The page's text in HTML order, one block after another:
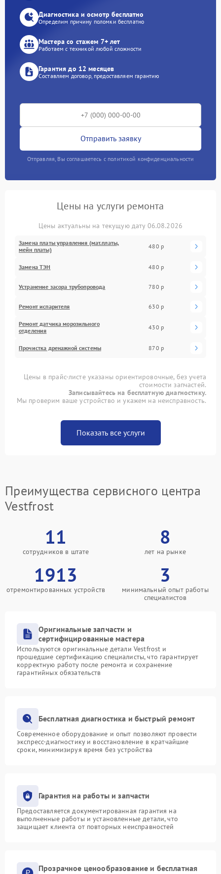
Диагностика и осмотр бесплатно
Определим причину поломки бесплатно
Мастера со стажем 7+ лет
Работаем с техникой любой сложности
Гарантия до 12 месяцев
Составляем договор, предоставляем гарантию
Отправить заявку
Отправляя, Вы соглашаетесь с политикой конфиденциальности
Цены на услуги ремонта
Цены актуальны на текущую дату 06.08.2026
Замена платы управления (мат.платы,
мейн платы)
480 р
Замена ТЭН 480 р
Устранение засора трубопровода 780 р
Ремонт испарителя 630 р
Ремонт датчика морозильного
отделения
430 р
Прочистка дренажной системы 870 р
Цены в прайс-листе указаны ориентировочные, без учета
стоимости запчастей.
Записывайтесь на бесплатную диагностику.
Мы проверим ваше устройство и укажем на неисправность.
Показать все услуги
Преимущества сервисного центра
Vestfrost
11
сотрудников в штате
8
лет на рынке
1913
отремонтированных устройств
3
минимальный опыт работы
специалистов
Оригинальные запчасти и
сертифицированные мастера
Используются оригинальные детали Vestfrost и
прошедшие сертификацию специалисты, что гарантирует
корректную работу после ремонта и сохранение
гарантийных обязательств
Бесплатная диагностика и быстрый ремонт
Современное оборудование и опыт позволяют провести
экспресс-диагностику и восстановление в кратчайшие
сроки, минимизируя время без устройства
Гарантия на работы и запчасти
Предоставляется документированная гарантия на
выполненные работы и установленные детали, что
защищает клиента от повторных неисправностей
Прозрачное ценообразование и бесплатная